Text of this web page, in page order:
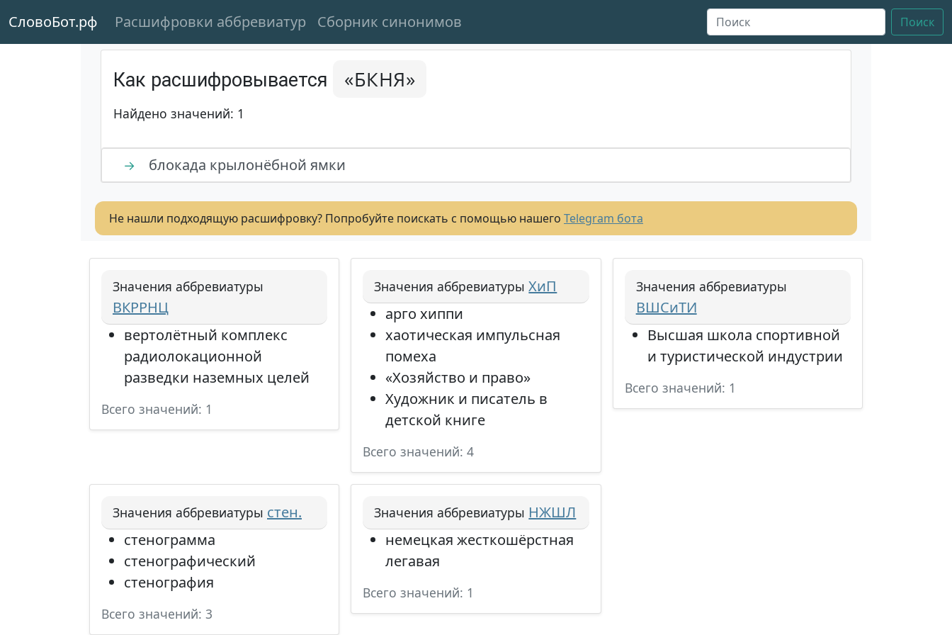
СловоБот.рф Расшифровки аббревиатур Сборник синонимов Поиск
Как расшифровывается «БКНЯ»
Найдено значений: 1
→ блокада крылонёбной ямки
Не нашли подходящую расшифровку? Попробуйте поискать с помощью нашего Telegram бота
Значения аббревиатуры
ВКРРНЦ
вертолётный комплекс
радиолокационной
разведки наземных целей
Всего значений: 1
Значения аббревиатуры ХиП
арго хиппи
хаотическая импульсная
помеха
«Хозяйство и право»
Художник и писатель в
детской книге
Всего значений: 4
Значения аббревиатуры
ВШСиТИ
Высшая школа спортивной
и туристической индустрии
Всего значений: 1
Значения аббревиатуры стен.
стенограмма
стенографический
стенография
Всего значений: 3
Значения аббревиатуры НЖШЛ
немецкая жесткошёрстная
легавая
Всего значений: 1